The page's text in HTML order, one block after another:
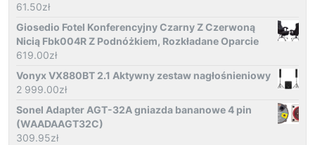
61.50zł
Giosedio Fotel Konferencyjny Czarny Z Czerwoną
Nicią Fbk004R Z Podnóżkiem, Rozkładane Oparcie
619.00zł
Vonyx VX880BT 2.1 Aktywny zestaw nagłośnieniowy
2 999.00zł
Sonel Adapter AGT-32A gniazda bananowe 4 pin
(WAADAAGT32C)
309.95zł